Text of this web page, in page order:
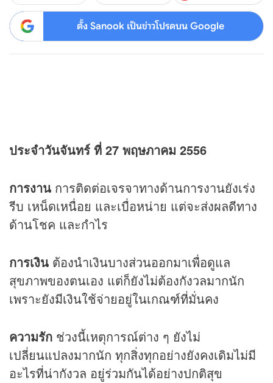
ตั้ง Sanook เป็นข่าวโปรดบน Google
ประจำวันจันทร์ ที่ 27 พฤษภาคม 2556
การงาน การติดต่อเจรจาทางด้านการงานยังเร่ง
รีบ เหน็ดเหนื่อย และเบื่อหน่าย แต่จะส่งผลดีทาง
ด้านโชค และกำไร
การเงิน ต้องนำเงินบางส่วนออกมาเพื่อดูแล
สุขภาพของตนเอง แต่ก็ยังไม่ต้องกังวลมากนัก
เพราะยังมีเงินใช้จ่ายอยู่ในเกณฑ์ที่มั่นคง
ความรัก ช่วงนี้เหตุการณ์ต่าง ๆ ยังไม่
เปลี่ยนแปลงมากนัก ทุกสิ่งทุกอย่างยังคงเดิมไม่มี
อะไรที่น่ากังวล อยู่ร่วมกันได้อย่างปกติสุข